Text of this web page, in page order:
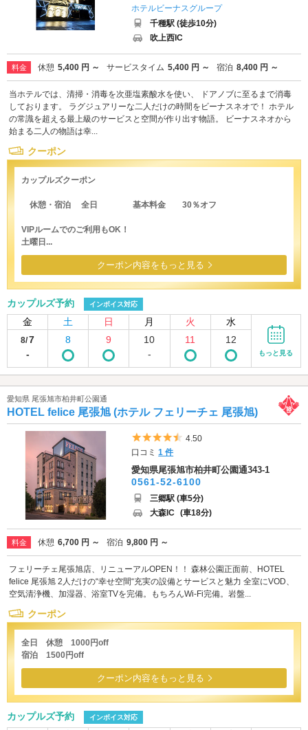
ホテルビーナスグループ
千種駅 (徒歩10分)
吹上西IC
料金 休憩 5,400 円 ～ サービスタイム 5,400 円 ～ 宿泊 8,400 円 ～
当ホテルでは、清掃・消毒を次亜塩素酸水を使い、 ドアノブに至るまで消毒
しております。 ラグジュアリーな二人だけの時間をビーナスネオで！ ホテル
の常識を超える最上級のサービスと空間が作り出す物語。 ビーナスネオから
始まる二人の物語は幸...
クーポン
カップルズクーポン
休憩・宿泊 全日 基本料金 30％オフ
VIPルームでのご利用もOK！
土曜日...
クーポン内容をもっと見る
カップルズ予約 インボイス対応
金 土 日 月 火 水
8/7
-
8 9
10
-
11 12
もっと見る
愛知県 尾張旭市柏井町公園通
HOTEL felice 尾張旭 (ホテル フェリーチェ 尾張旭)
5つ星のうち4.5
4.50
口コミ1 件
愛知県尾張旭市柏井町公園通343-1
0561-52-6100
三郷駅 (車5分)
大森IC (車18分)
料金 休憩 6,700 円 ～ 宿泊 9,800 円 ～
フェリーチェ尾張旭店、リニューアルOPEN！！ 森林公園正面前、HOTEL
felice 尾張旭 2人だけの“幸せ空間“充実の設備とサービスと魅力 全室にVOD、
空気清浄機、加湿器、浴室TVを完備。もちろんWi-Fi完備。岩盤...
クーポン
全日 休憩 1000円off
宿泊 1500円off
クーポン内容をもっと見る
カップルズ予約 インボイス対応